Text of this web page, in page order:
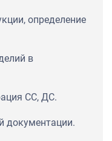
определение
в
СС, ДС.
документации.